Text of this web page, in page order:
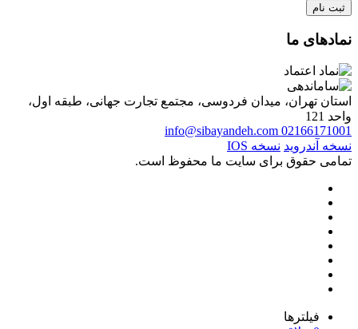
ثبت نام
نمادهای ما
استان تهران، میدان فردوسی، مجتمع تجارت جهانی، طبقه اول،
واحد 121
02166171001
info@sibayandeh.com
نسخه آندروید نسخه IOS
تمامی حقوق برای سایت ما محفوظ است.
فیلترها